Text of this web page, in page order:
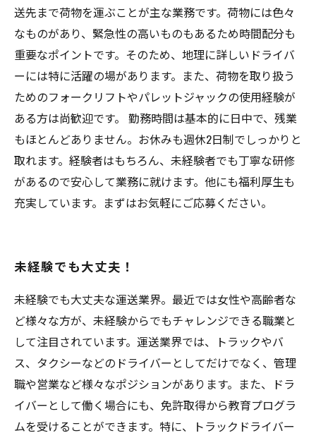
送先まで荷物を運ぶことが主な業務です。荷物には色々
なものがあり、緊急性の高いものもあるため時間配分も
重要なポイントです。そのため、地理に詳しいドライバ
ーには特に活躍の場があります。また、荷物を取り扱う
ためのフォークリフトやパレットジャックの使用経験が
ある方は尚歓迎です。 勤務時間は基本的に日中で、残業
もほとんどありません。お休みも週休2日制でしっかりと
取れます。経験者はもちろん、未経験者でも丁寧な研修
があるので安心して業務に就けます。他にも福利厚生も
充実しています。まずはお気軽にご応募ください。
未経験でも大丈夫！
未経験でも大丈夫な運送業界。最近では女性や高齢者な
ど様々な方が、未経験からでもチャレンジできる職業と
して注目されています。運送業界では、トラックやバ
ス、タクシーなどのドライバーとしてだけでなく、管理
職や営業など様々なポジションがあります。また、ドラ
イバーとして働く場合にも、免許取得から教育プログラ
ムを受けることができます。特に、トラックドライバー